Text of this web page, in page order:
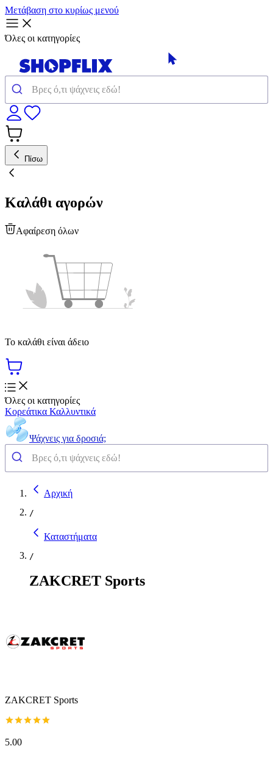
Μετάβαση στο κυρίως μενού
Όλες οι κατηγορίες
Πίσω
Καλάθι αγορών
Αφαίρεση όλων
Το καλάθι είναι άδειο
Όλες οι κατηγορίες
Κορεάτικα Καλλυντικά
Ψάχνεις για δροσιά;
Αρχική
/
Καταστήματα
/
ZAKCRET Sports
ZAKCRET Sports
5.00